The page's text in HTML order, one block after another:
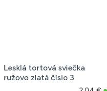
Lesklá tortová sviečka
ružovo zlatá číslo 3